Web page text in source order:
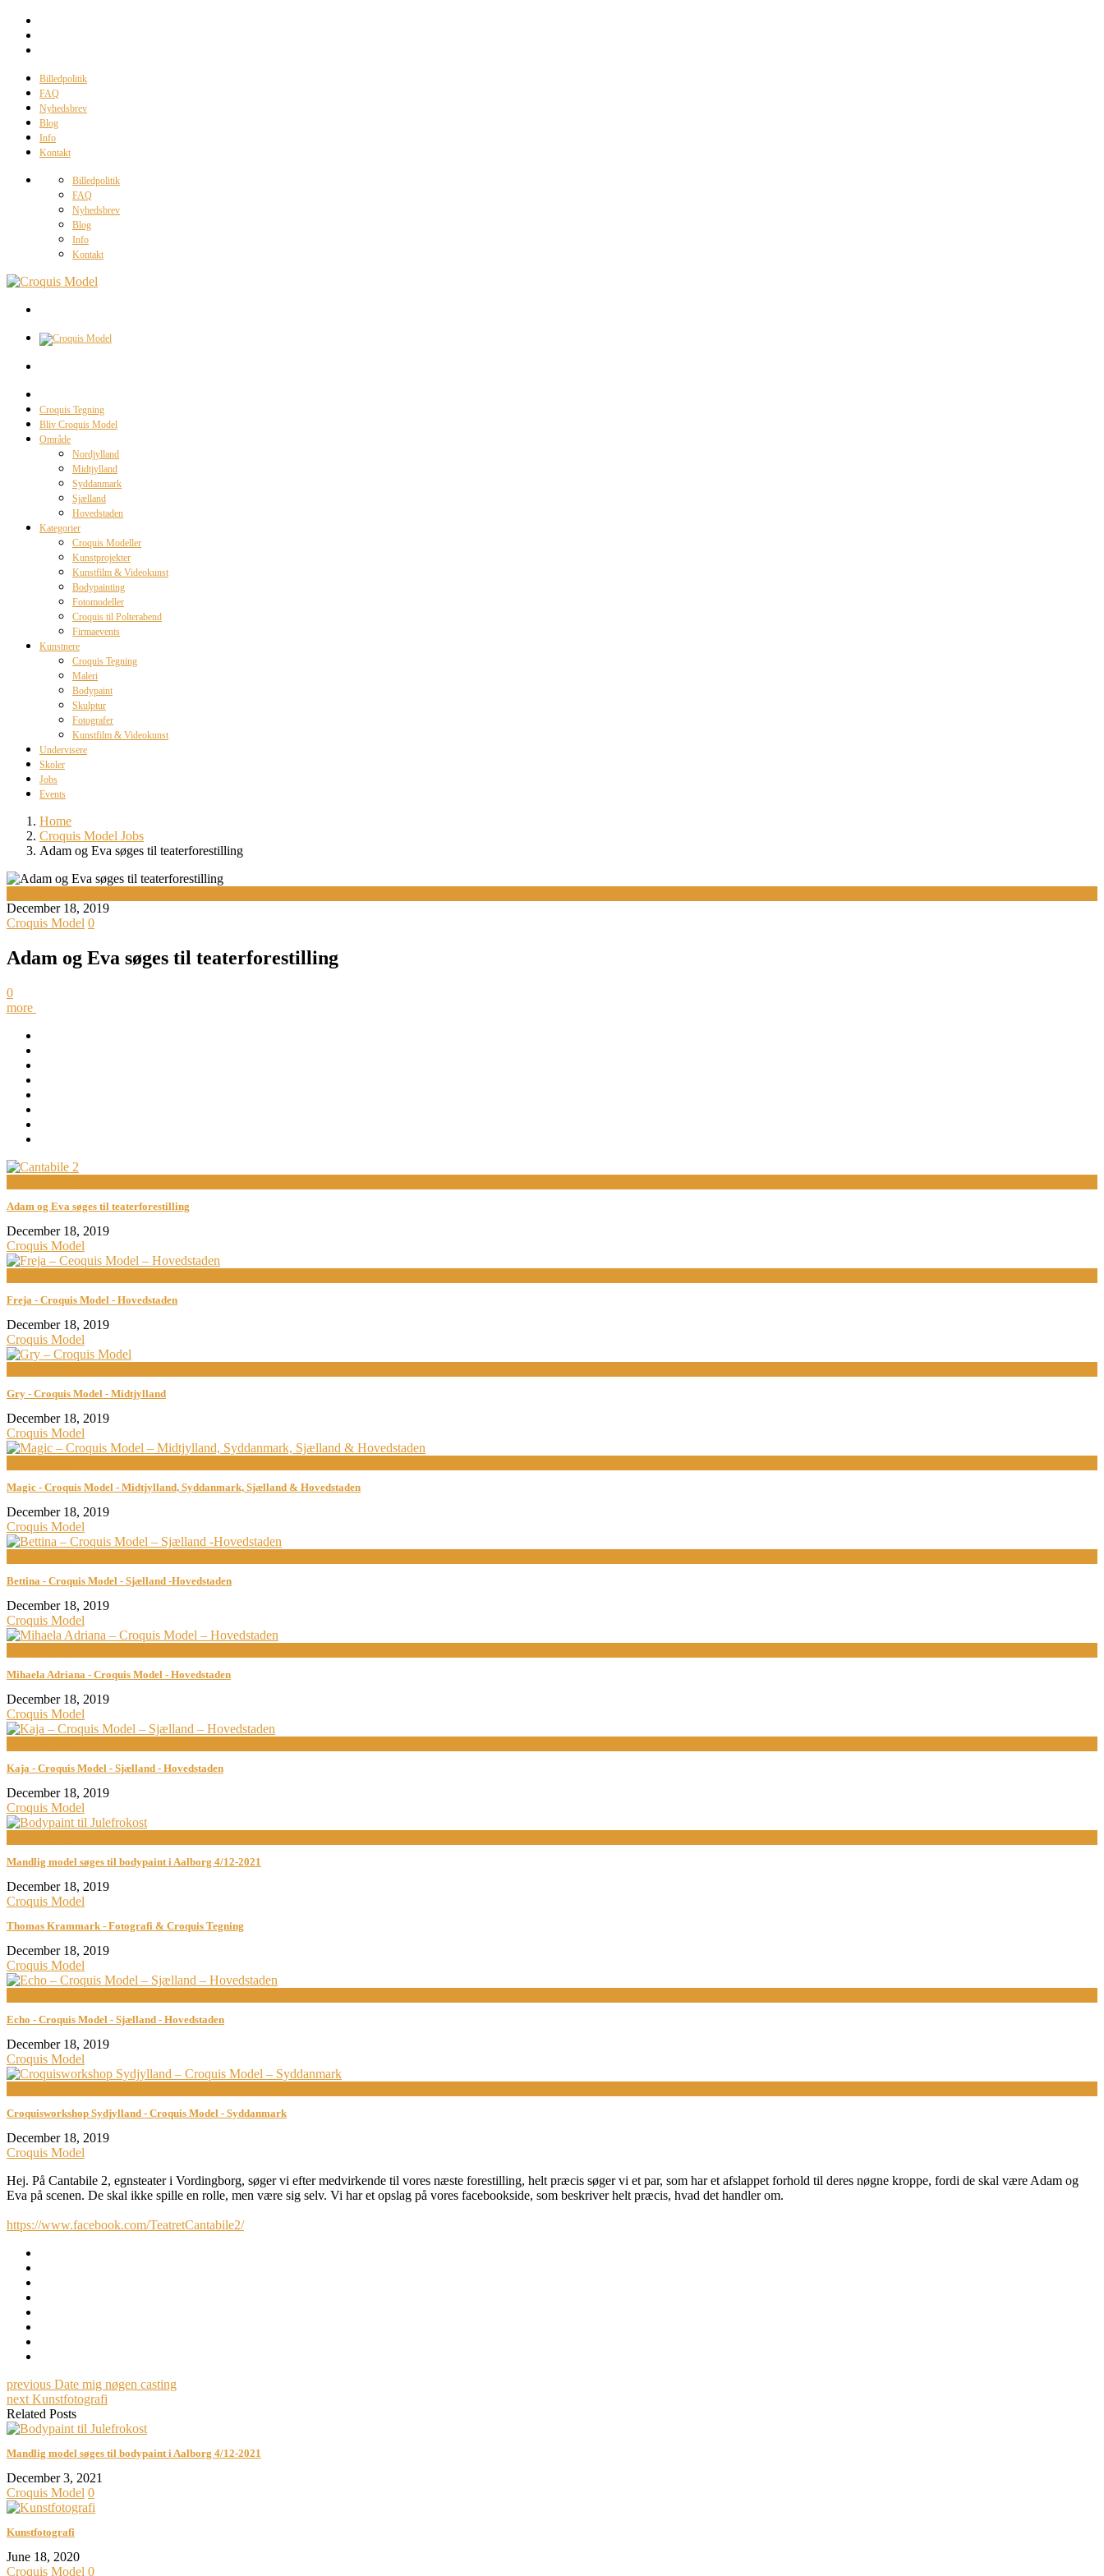
Billedpolitik
FAQ
Nyhedsbrev
Blog
Info
Kontakt
Billedpolitik
FAQ
Nyhedsbrev
Blog
Info
Kontakt
Croquis Tegning
Bliv Croquis Model
Område
Nordjylland
Midtjylland
Syddanmark
Sjælland
Hovedstaden
Kategorier
Croquis Modeller
Kunstprojekter
Kunstfilm & Videokunst
Bodypainting
Fotomodeller
Croquis til Polterabend
Firmaevents
Kunstnere
Croquis Tegning
Maleri
Bodypaint
Skulptur
Fotografer
Kunstfilm & Videokunst
Undervisere
Skoler
Jobs
Events
Home
Croquis Model Jobs
Adam og Eva søges til teaterforestilling
December 18, 2019
Croquis Model 0
Adam og Eva søges til teaterforestilling
0
more
Adam og Eva søges til teaterforestilling
December 18, 2019
Croquis Model
Freja - Croquis Model - Hovedstaden
December 18, 2019
Croquis Model
Gry - Croquis Model - Midtjylland
December 18, 2019
Croquis Model
Magic - Croquis Model - Midtjylland, Syddanmark, Sjælland & Hovedstaden
December 18, 2019
Croquis Model
Bettina - Croquis Model - Sjælland -Hovedstaden
December 18, 2019
Croquis Model
Mihaela Adriana - Croquis Model - Hovedstaden
December 18, 2019
Croquis Model
Kaja - Croquis Model - Sjælland - Hovedstaden
December 18, 2019
Croquis Model
Mandlig model søges til bodypaint i Aalborg 4/12-2021
December 18, 2019
Croquis Model
Thomas Krammark - Fotografi & Croquis Tegning
December 18, 2019
Croquis Model
Echo - Croquis Model - Sjælland - Hovedstaden
December 18, 2019
Croquis Model
Croquisworkshop Sydjylland - Croquis Model - Syddanmark
December 18, 2019
Croquis Model
Hej. På Cantabile 2, egnsteater i Vordingborg, søger vi efter medvirkende til vores næste forestilling, helt præcis søger vi et par, som har et afslappet forhold til deres nøgne kroppe, fordi de skal være Adam og
Eva på scenen. De skal ikke spille en rolle, men være sig selv. Vi har et opslag på vores facebookside, som beskriver helt præcis, hvad det handler om.
https://www.facebook.com/TeatretCantabile2/
previous Date mig nøgen casting
next Kunstfotografi
Related Posts
Mandlig model søges til bodypaint i Aalborg 4/12-2021
December 3, 2021
Croquis Model 0
Kunstfotografi
June 18, 2020
Croquis Model 0